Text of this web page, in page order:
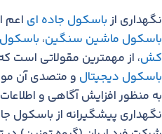
نگهداری ازباسكول جاده ای اعم
باسکول ماشین سنگین،
کش، از مهمترین مقولاتی است
باسكول دیجیتال و متصدی آن
به منظور افزایش آگاهی و
نگهداری پیشگیرانه از باسكول